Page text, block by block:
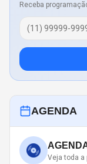
Receba
AGENDA
Veja toda a